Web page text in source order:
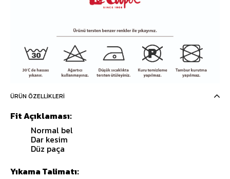
ÜRÜN ÖZELLIKLERI
Fit Açıklaması:
Normal bel
Dar kesim
Düz paça
Yıkama Talimatı: